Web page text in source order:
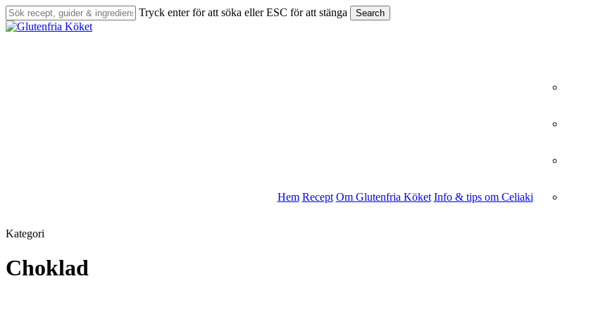
Skip
to
Tryck enter för att söka eller ESC för att stänga Search
Close
Hem Recept Om Glutenfria Köket Info & tips om Celiaki
search
Kategori
Choklad